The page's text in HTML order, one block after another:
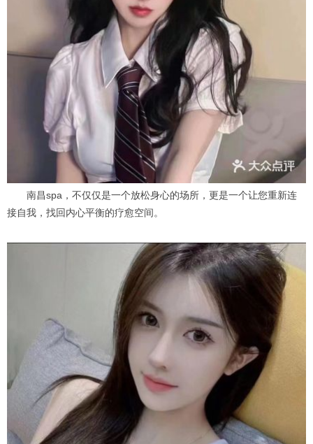
南昌spa，不仅仅是一个放松身心的场所，更是一个让您重新连
接自我，找回内心平衡的疗愈空间。